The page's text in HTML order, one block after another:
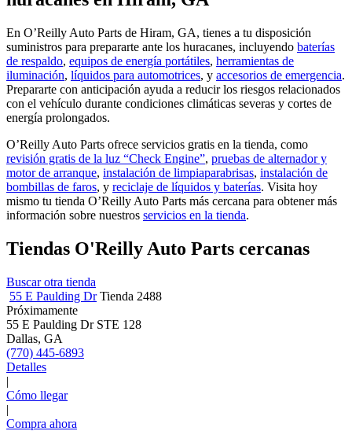
En O’Reilly Auto Parts de Hiram, GA, tienes a tu disposición
suministros para prepararte ante los huracanes, incluyendo baterías
de respaldo, equipos de energía portátiles, herramientas de
iluminación, líquidos para automotrices, y accesorios de emergencia.
Prepararte con anticipación ayuda a reducir los riesgos relacionados
con el vehículo durante condiciones climáticas severas y cortes de
energía prolongados.
O’Reilly Auto Parts ofrece servicios gratis en la tienda, como
revisión gratis de la luz “Check Engine”, pruebas de alternador y
motor de arranque, instalación de limpiaparabrisas, instalación de
bombillas de faros, y reciclaje de líquidos y baterías. Visita hoy
mismo tu tienda O’Reilly Auto Parts más cercana para obtener más
información sobre nuestros servicios en la tienda.
Tiendas O'Reilly Auto Parts cercanas
Buscar otra tienda
55 E Paulding Dr Tienda 2488
Próximamente
55 E Paulding Dr STE 128
Dallas, GA
(770) 445-6893
Detalles
|
Cómo llegar
|
Compra ahora